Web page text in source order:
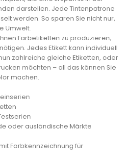
darstellen. Jede Tintenpatrone
werden. So sparen Sie nicht nur,
Umwelt.
Farbetiketten zu produzieren,
Jedes Etikett kann individuell
zahlreiche gleiche Etiketten, oder
möchten – all das können Sie
machen.
oder ausländische Märkte
Farbkennzeichnung für